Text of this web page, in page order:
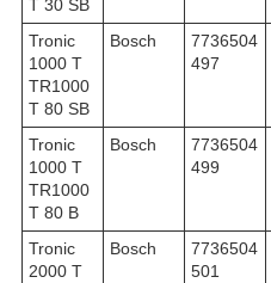
T 30 SB
Tronic
1000 T
TR1000
T 80 SB
Bosch
7736504
497
Tronic
1000 T
TR1000
T 80 B
Bosch
7736504
499
Tronic
2000 T
Bosch
7736504
501